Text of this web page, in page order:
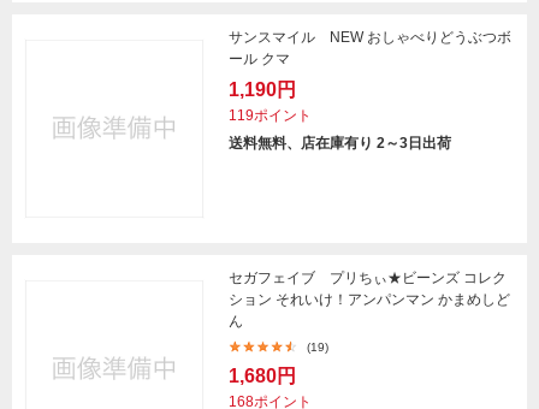
サンスマイル NEW おしゃべりどうぶつボ
ール クマ
1,190円
119ポイント
送料無料、店在庫有り 2～3日出荷
セガフェイブ プリちぃ★ビーンズ コレク
ション それいけ！アンパンマン かまめしど
ん
(19)
1,680円
168ポイント